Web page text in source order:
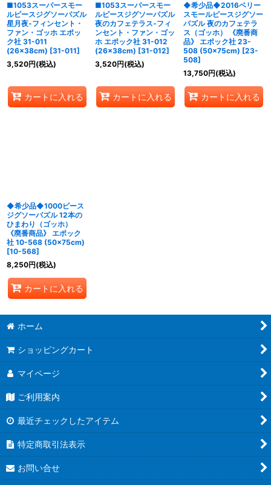
■1053スーパースモー
ルピースジグソーパズル
星月夜-フィンセント・
ファン・ゴッホ エポッ
ク社 31-011
(26×38cm) [31-011]
3,520円(税込)
カートに入れる
■1053スーパースモー
ルピースジグソーパズル
夜のカフェテラス-フィ
ンセント・ファン・ゴッ
ホ エポック社 31-012
(26×38cm) [31-012]
3,520円(税込)
カートに入れる
◆希少品◆2016ベリー
スモールピースジグソー
パズル 夜のカフェテラ
ス（ゴッホ） 《廃番商
品》 エポック社 23-
508 (50×75cm) [23-
508]
13,750円(税込)
カートに入れる
◆希少品◆1000ピース
ジグソーパズル 12本の
ひまわり（ゴッホ）
《廃番商品》 エポック
社 10-568 (50×75cm)
[10-568]
8,250円(税込)
カートに入れる
ホーム
ショッピングカート
マイページ
ご利用案内
最近チェックしたアイテム
特定商取引法表示
お問い合せ